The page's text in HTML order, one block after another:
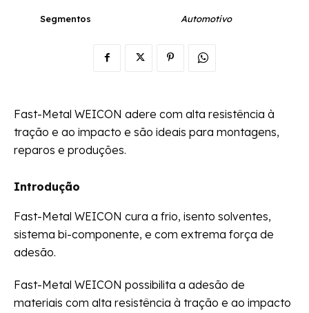
Segmentos Automotivo
Fast-Metal WEICON adere com alta resistência à
tração e ao impacto e são ideais para montagens,
reparos e produções.
Introdução
Fast-Metal WEICON cura a frio, isento solventes,
sistema bi-componente, e com extrema força de
adesão.
Fast-Metal WEICON possibilita a adesão de
materiais com alta resistência à tração e ao impacto